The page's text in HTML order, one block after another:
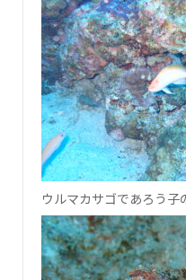
ウルマカサゴであろう子